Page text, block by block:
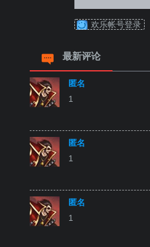
欢乐帐号登录
最新评论
匿名
1
匿名
1
匿名
1